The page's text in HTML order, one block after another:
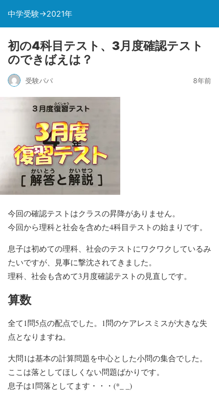
中学受験→2021年
初の4科目テスト、3月度確認テスト
のできばえは？
受験パパ 8年前
今回の確認テストはクラスの昇降がありません。
今回から理科と社会を含めた4科目テストの始まりです。
息子は初めての理科、社会のテストにワクワクしているみ
たいですが、見事に撃沈されてきました。
理科、社会も含めて3月度確認テストの見直しです。
算数
全て1問5点の配点でした。1問のケアレスミスが大きな失
点となりますね。
大問1は基本の計算問題を中心とした小問の集合でした。
ここは落としてほしくない問題ばかりです。
息子は1問落としてます・・・(*_ _)